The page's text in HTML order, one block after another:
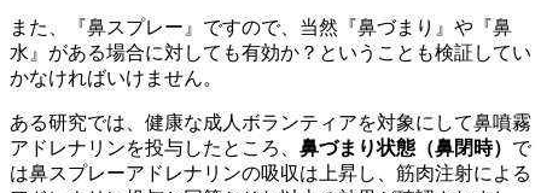
また、『鼻スプレー』ですので、当然『鼻づまり』や『鼻
水』がある場合に対しても有効か？ということも検証してい
かなければいけません。
ある研究では、健康な成人ボランティアを対象にして鼻噴霧
アドレナリンを投与したところ、 鼻づまり状態（鼻閉時） で
は鼻スプレーアドレナリンの吸収は上昇し、筋肉注射による